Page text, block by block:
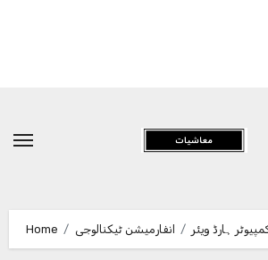
Content
Home انفارمیشن ٹیکنالوجی ہارڈ ویئر